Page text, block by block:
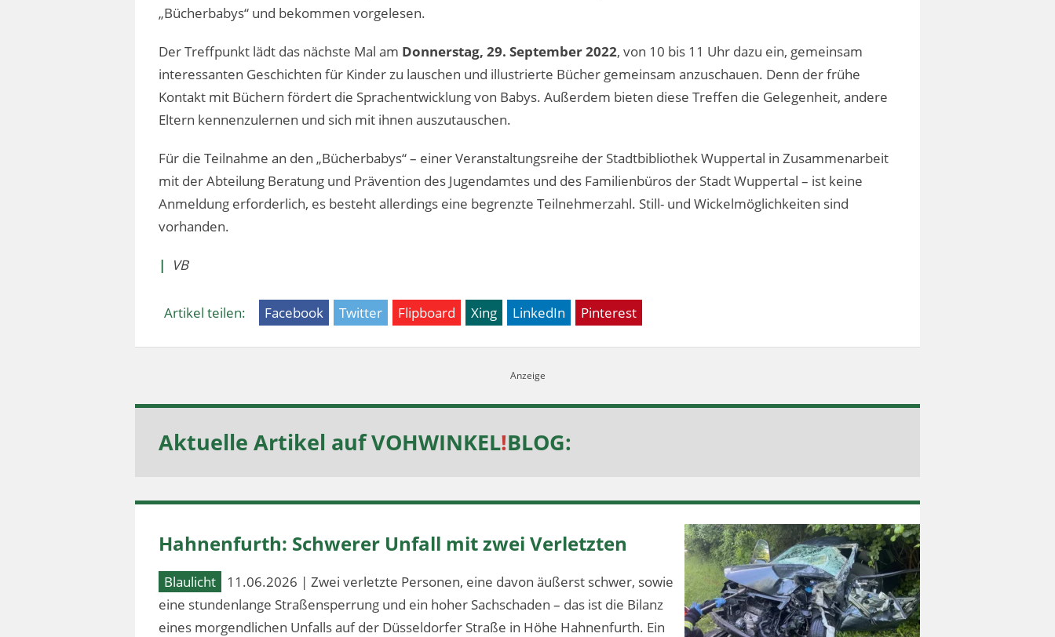
„Bücherbabys“ und bekommen vorgelesen.
Der Treffpunkt lädt das nächste Mal am Donnerstag, 29. September 2022, von 10 bis 11 Uhr dazu ein, gemeinsam
interessanten Geschichten für Kinder zu lauschen und illustrierte Bücher gemeinsam anzuschauen. Denn der frühe
Kontakt mit Büchern fördert die Sprachentwicklung von Babys. Außerdem bieten diese Treffen die Gelegenheit, andere
Eltern kennenzulernen und sich mit ihnen auszutauschen.
Für die Teilnahme an den „Bücherbabys“ – einer Veranstaltungsreihe der Stadtbibliothek Wuppertal in Zusammenarbeit
mit der Abteilung Beratung und Prävention des Jugendamtes und des Familienbüros der Stadt Wuppertal – ist keine
Anmeldung erforderlich, es besteht allerdings eine begrenzte Teilnehmerzahl. Still- und Wickelmöglichkeiten sind
vorhanden.
| VB
Artikel teilen: Facebook Twitter Flipboard Xing LinkedIn Pinterest
Aktuelle Artikel aufVOHWINKEL!BLOG:
Hahnenfurth: Schwerer Unfall mit zwei Verletzten
Blaulicht
11.06.2026 | Zwei verletzte Personen, eine davon äußerst schwer, sowie
eine stundenlange Straßensperrung und ein hoher Sachschaden – das ist die Bilanz
eines morgendlichen Unfalls auf der Düsseldorfer Straße in Höhe Hahnenfurth. Ein